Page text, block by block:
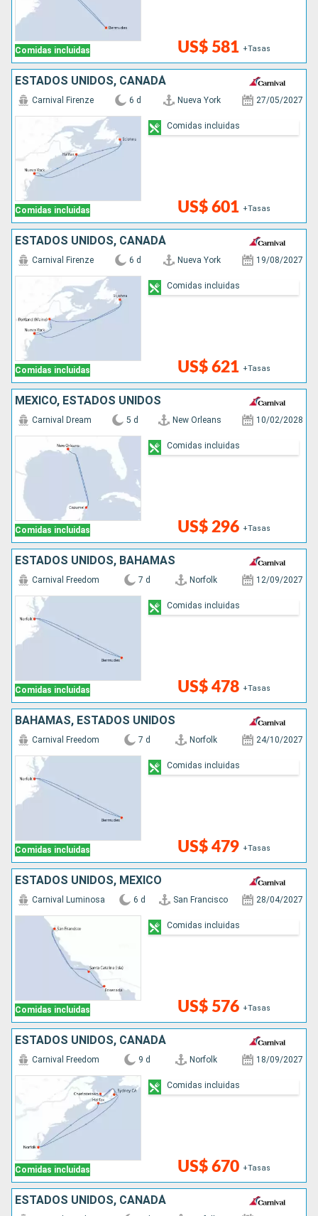
Comidas incluidas US$ 581 +Tasas
ESTADOS UNIDOS, CANADÁ
Comidas incluidas
Carnival Firenze 6 d Nueva York 27/05/2027
US$ 601 +Tasas
Comidas incluidas
ESTADOS UNIDOS, CANADÁ
Comidas incluidas
Carnival Firenze 6 d Nueva York 19/08/2027
US$ 621 +Tasas
Comidas incluidas
MÉXICO, ESTADOS UNIDOS
Comidas incluidas
Carnival Dream 5 d New Orleans 10/02/2028
US$ 296 +Tasas
Comidas incluidas
ESTADOS UNIDOS, BAHAMAS
Comidas incluidas
Carnival Freedom 7 d Norfolk 12/09/2027
US$ 478 +Tasas
Comidas incluidas
BAHAMAS, ESTADOS UNIDOS
Comidas incluidas
Carnival Freedom 7 d Norfolk 24/10/2027
US$ 479 +Tasas
Comidas incluidas
ESTADOS UNIDOS, MÉXICO
Comidas incluidas
Carnival Luminosa 6 d San Francisco 28/04/2027
US$ 576 +Tasas
Comidas incluidas
ESTADOS UNIDOS, CANADÁ
Comidas incluidas
Carnival Freedom 9 d Norfolk 18/09/2027
US$ 670 +Tasas
Comidas incluidas
ESTADOS UNIDOS, CANADÁ